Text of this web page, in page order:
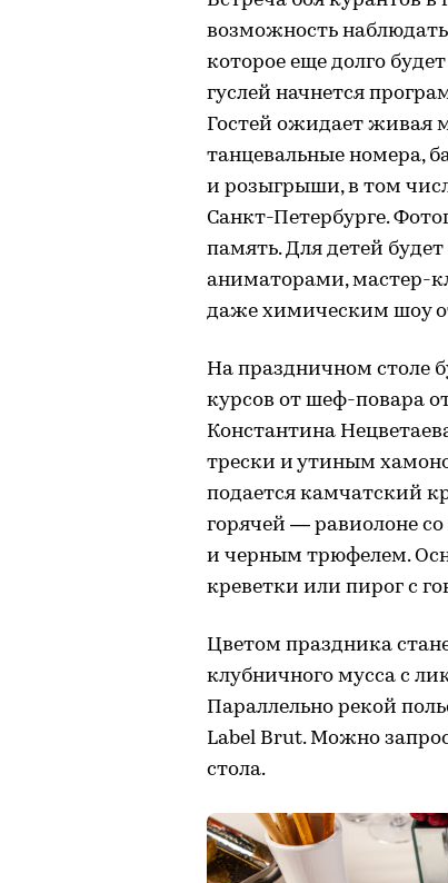
возможность
которое еще долго
гуслей начнется
Гостей ожидает живая
танцевальные номера,
и розыгрыши, в том
Санкт-Петербурге.
память. Для детей
аниматорами, мастер-
даже химическим шоу
На праздничном столе
курсов от шеф-повара
Константина
трески и утиным
подается камчатский
горячей — равиолоне
и черным трюфелем.
креветки или пирог с
Цветом праздника
клубничного мусса с
Параллельно рекой
Label Brut. Можно
стола.